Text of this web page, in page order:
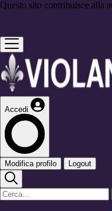
Questo sito contribuisce alla
Accedi
Modifica profilo Logout